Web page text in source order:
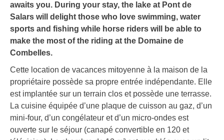
awaits you. During your stay, the lake at Pont de
Salars will delight those who love swimming, water
sports and fishing while horse riders will be able to
make the most of the riding at the Domaine de
Combelles.
Cette location de vacances mitoyenne à la maison de la
propriétaire possède sa propre entrée indépendante. Elle
est implantée sur un terrain clos et possède une terrasse.
La cuisine équipée d’une plaque de cuisson au gaz, d’un
mini-four, d’un congélateur et d’un micro-ondes est
ouverte sur le séjour (canapé convertible en 120 et